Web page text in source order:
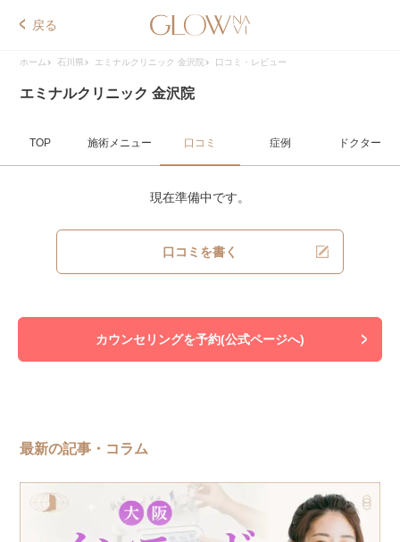
戻る
ホーム 石川県 エミナルクリニック 金沢院 口コミ・レビュー
エミナルクリニック 金沢院
TOP 施術メニュー 口コミ 症例 ドクター
現在準備中です。
口コミを書く
カウンセリングを予約(公式ページへ)
最新の記事・コラム